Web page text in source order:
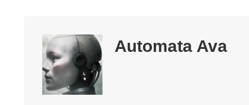
Automata Ava